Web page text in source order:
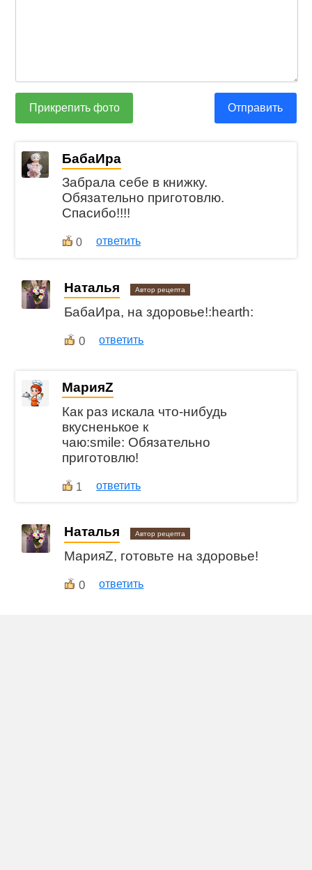
Прикрепить фото Отправить
БабаИра
Забрала себе в книжку.
Обязательно приготовлю.
Спасибо!!!!
0 ответить
Наталья Автор рецепта
БабаИра, на здоровье!:hearth:
0 ответить
МарияZ
Как раз искала что-нибудь
вкусненькое к
чаю:smile: Обязательно
приготовлю!
1 ответить
Наталья Автор рецепта
МарияZ, готовьте на здоровье!
0 ответить